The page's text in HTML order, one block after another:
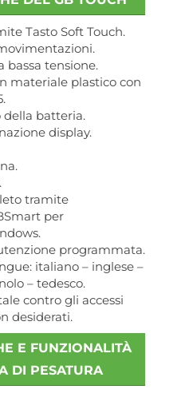
Tasto Soft Touch.
bassa tensione.
materiale plastico con
della batteria.
display.
tramite
per
programmata.
italiano – inglese –
– tedesco.
contro gli accessi
desiderati.
E FUNZIONALITÀ
DI PESATURA